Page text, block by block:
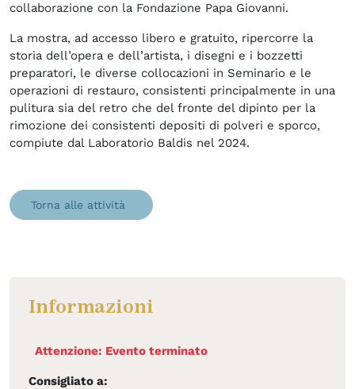
collaborazione con la Fondazione Papa Giovanni.
La mostra, ad accesso libero e gratuito, ripercorre la
storia dell’opera e dell’artista, i disegni e i bozzetti
preparatori, le diverse collocazioni in Seminario e le
operazioni di restauro, consistenti principalmente in una
pulitura sia del retro che del fronte del dipinto per la
rimozione dei consistenti depositi di polveri e sporco,
compiute dal Laboratorio Baldis nel 2024.
Torna alle attività
Informazioni
Attenzione: Evento terminato
Consigliato a: